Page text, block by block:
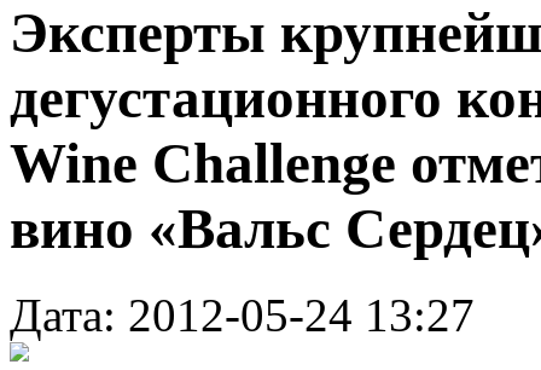
Эксперты
дегустационного
Wine Challenge
вино «Вальс
Дата: 2012-05-24 13:27